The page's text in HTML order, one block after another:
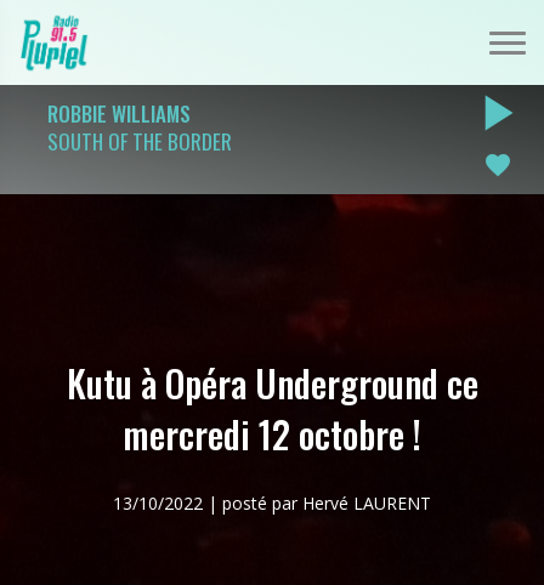
ROBBIE WILLIAMS
SOUTH OF THE BORDER
play_arrow
favorite
Kutu à Opéra Underground ce
mercredi 12 octobre !
13/10/2022 | posté par Hervé LAURENT